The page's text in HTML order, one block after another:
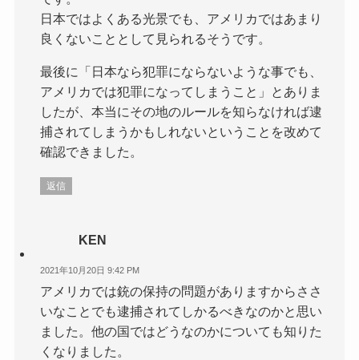
日本ではよくある光景でも、アメリカではあまり
良くないこととして見られるそうです。
最後に「日本なら犯罪にならないような事でも、
アメリカでは犯罪になってしまうこと」とありま
したが、本当にその地のルールを知らなければ逮
捕されてしまうかもしれないということを改めて
確認できました。
返信
KEN
2021年10月20日 9:42 PM
アメリカでは銃の保持の問題がありますからささ
いなことでも逮捕されてしかるべきなのかと思い
ました。他の国ではどうなのかについても知りた
くなりました。